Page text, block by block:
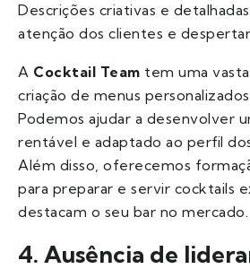
Descrições criativas e
atenção dos clientes e
A Cocktail Team tem uma
criação de menus
Podemos ajudar a desenvolver
rentável e adaptado ao perfil
Além disso, oferecemos
para preparar e servir cocktails
destacam o seu bar no mercado.
4. Ausência de